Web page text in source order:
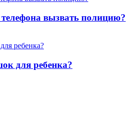
вызвать полицию?
для ребенка?